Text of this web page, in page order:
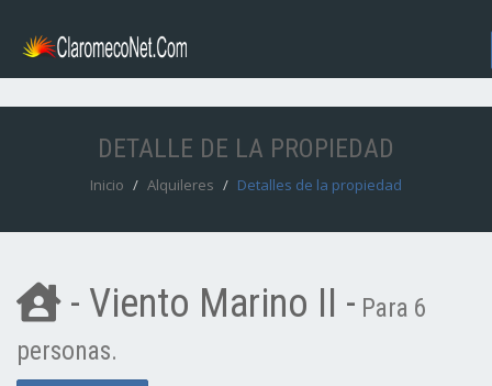
DETALLE DE LA PROPIEDAD
Inicio Alquileres Detalles de la propiedad
- Viento Marino II - Para 6
personas.